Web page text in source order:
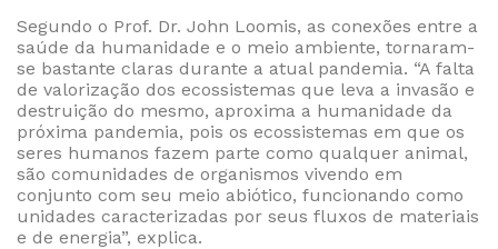
Segundo o Prof. Dr. John Loomis, as conexões entre a
saúde da humanidade e o meio ambiente, tornaram-
se bastante claras durante a atual pandemia. “A falta
de valorização dos ecossistemas que leva a invasão e
destruição do mesmo, aproxima a humanidade da
próxima pandemia, pois os ecossistemas em que os
seres humanos fazem parte como qualquer animal,
são comunidades de organismos vivendo em
conjunto com seu meio abiótico, funcionando como
unidades caracterizadas por seus fluxos de materiais
e de energia”, explica.